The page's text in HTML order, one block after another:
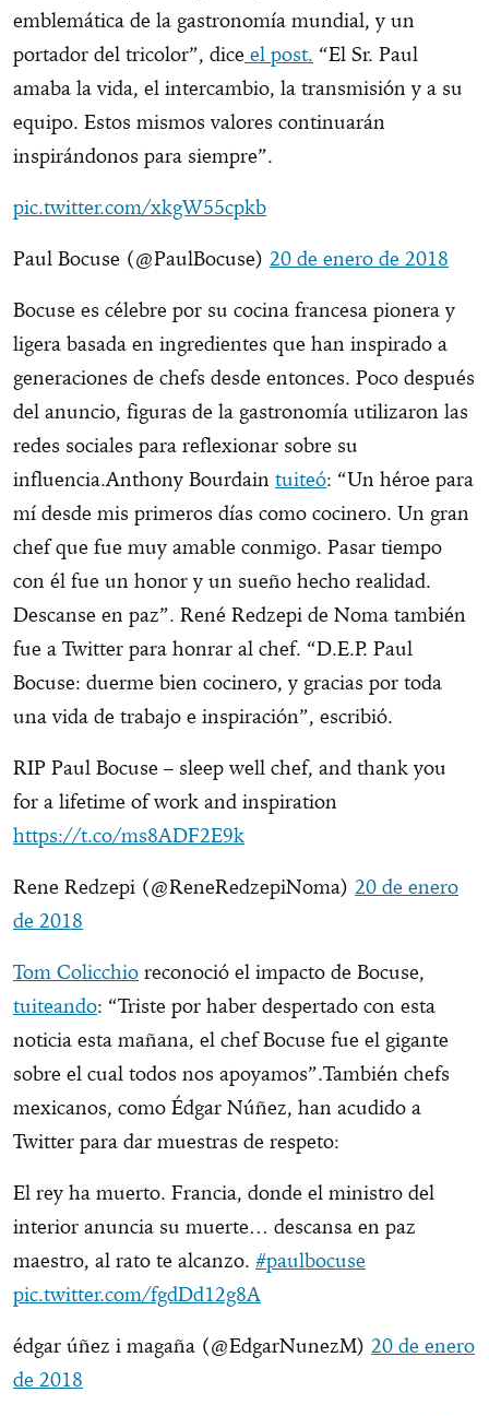
emblemática de la gastronomía mundial, y un
portador del tricolor”, dice el post. “El Sr. Paul
amaba la vida, el intercambio, la transmisión y a su
equipo. Estos mismos valores continuarán
inspirándonos para siempre”.
pic.twitter.com/xkgW55cpkb
Paul Bocuse (@PaulBocuse) 20 de enero de 2018
Bocuse es célebre por su cocina francesa pionera y
ligera basada en ingredientes que han inspirado a
generaciones de chefs desde entonces. Poco después
del anuncio, figuras de la gastronomía utilizaron las
redes sociales para reflexionar sobre su
influencia.Anthony Bourdain tuiteó: “Un héroe para
mí desde mis primeros días como cocinero. Un gran
chef que fue muy amable conmigo. Pasar tiempo
con él fue un honor y un sueño hecho realidad.
Descanse en paz”. René Redzepi de Noma también
fue a Twitter para honrar al chef. “D.E.P. Paul
Bocuse: duerme bien cocinero, y gracias por toda
una vida de trabajo e inspiración”, escribió.
RIP Paul Bocuse – sleep well chef, and thank you
for a lifetime of work and inspiration
https://t.co/ms8ADF2E9k
Rene Redzepi (@ReneRedzepiNoma) 20 de enero
de 2018
Tom Colicchio reconoció el impacto de Bocuse,
tuiteando: “Triste por haber despertado con esta
noticia esta mañana, el chef Bocuse fue el gigante
sobre el cual todos nos apoyamos”.También chefs
mexicanos, como Édgar Núñez, han acudido a
Twitter para dar muestras de respeto:
El rey ha muerto. Francia, donde el ministro del
interior anuncia su muerte… descansa en paz
maestro, al rato te alcanzo. #paulbocuse
pic.twitter.com/fgdDd12g8A
édgar úñez i magaña (@EdgarNunezM) 20 de enero
de 2018